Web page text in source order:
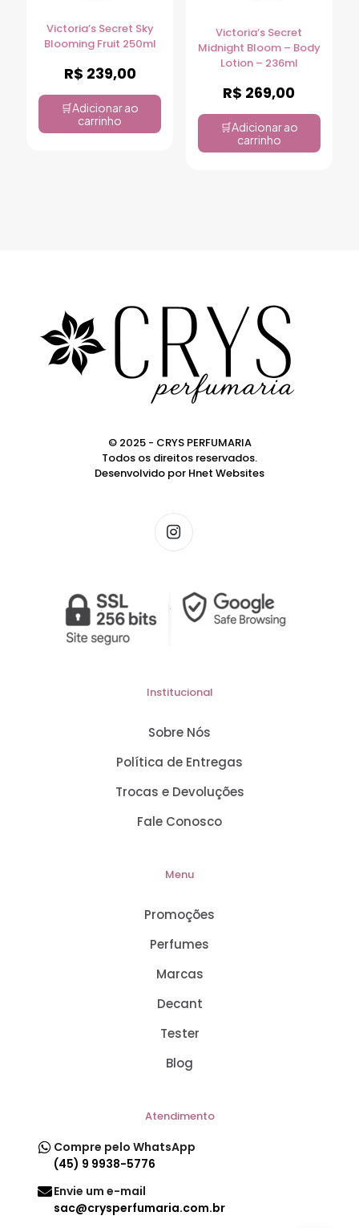
Victoria’s Secret Sky
Blooming Fruit 250ml
R$ 239,00
Adicionar ao
carrinho
Victoria’s Secret
Midnight Bloom – Body
Lotion – 236ml
R$ 269,00
Adicionar ao
carrinho
© 2025 - CRYS PERFUMARIA
Todos os direitos reservados.
Desenvolvido por Hnet Websites
Institucional
Sobre Nós
Política de Entregas
Trocas e Devoluções
Fale Conosco
Menu
Promoções
Perfumes
Marcas
Decant
Tester
Blog
Atendimento
Compre pelo WhatsApp
(45) 9 9938-5776
Envie um e-mail
sac@crysperfumaria.com.br